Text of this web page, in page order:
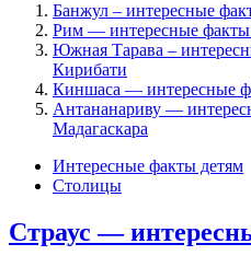
Банжул – интересные
Рим — интересные факты
Южная Тарава –
Кирибати
Киншаса — интересные
Антананариву —
Мадагаскара
Интересные факты детям
Столицы
Страус —